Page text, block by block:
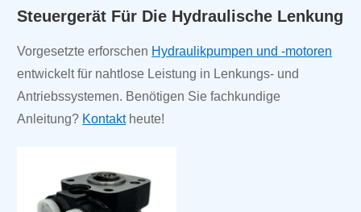
Steuergerät Für Die Hydraulische Lenkung
Vorgesetzte erforschen Hydraulikpumpen und -motoren
entwickelt für nahtlose Leistung in Lenkungs- und
Antriebssystemen. Benötigen Sie fachkundige
Anleitung? Kontaktheute!